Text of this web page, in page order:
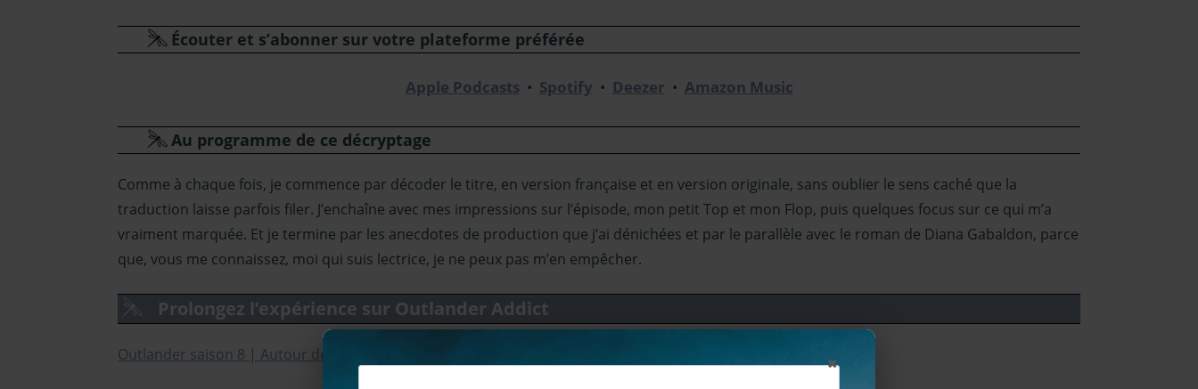
Écouter et s’abonner sur votre plateforme préférée
Apple Podcasts• Spotify • Deezer • Amazon Music
Au programme de ce décryptage
Comme à chaque fois, je commence par décoder le titre, en version française et en version originale, sans oublier le sens caché que la
traduction laisse parfois filer. J’enchaîne avec mes impressions sur l’épisode, mon petit Top et mon Flop, puis quelques focus sur ce qui m’a
vraiment marquée. Et je termine par les anecdotes de production que j’ai dénichées et par le parallèle avec le roman de Diana Gabaldon, parce
que, vous me connaissez, moi qui suis lectrice, je ne peux pas m’en empêcher.
Prolongez l’expérience sur Outlander Addict
Outlander saison 8 | Autour de l’épisode 4 | Mousquets, liberté et choucroute ×